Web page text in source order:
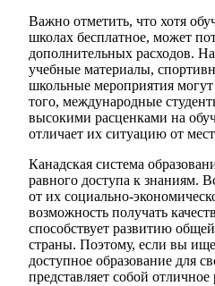
Важно отметить, что хотя
школах бесплатное, может
дополнительных расходов.
учебные материалы,
школьные мероприятия
того, международные
высокими расценками на
отличает их ситуацию от
Канадская система
равного доступа к знаниям.
от их социально-
возможность получать
способствует развитию
страны. Поэтому, если вы
доступное образование для
представляет собой